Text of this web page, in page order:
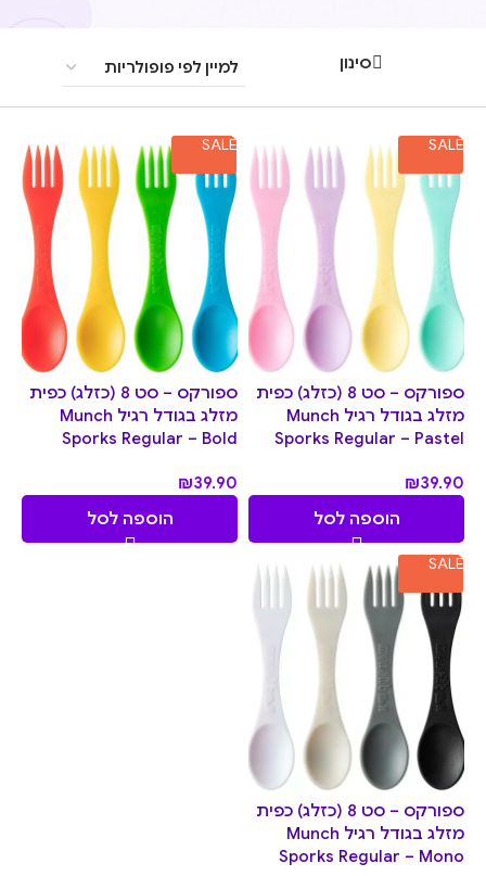
סינון
SALE
ספורקס – סט 8 (כזלג) כפית
מזלג בגודל רגיל Munch
Sporks Regular – Pastel
₪39.90
הוספה לסל
SALE
ספורקס – סט 8 (כזלג) כפית
מזלג בגודל רגיל Munch
Sporks Regular – Bold
₪39.90
הוספה לסל
SALE
ספורקס – סט 8 (כזלג) כפית
מזלג בגודל רגיל Munch
Sporks Regular – Mono